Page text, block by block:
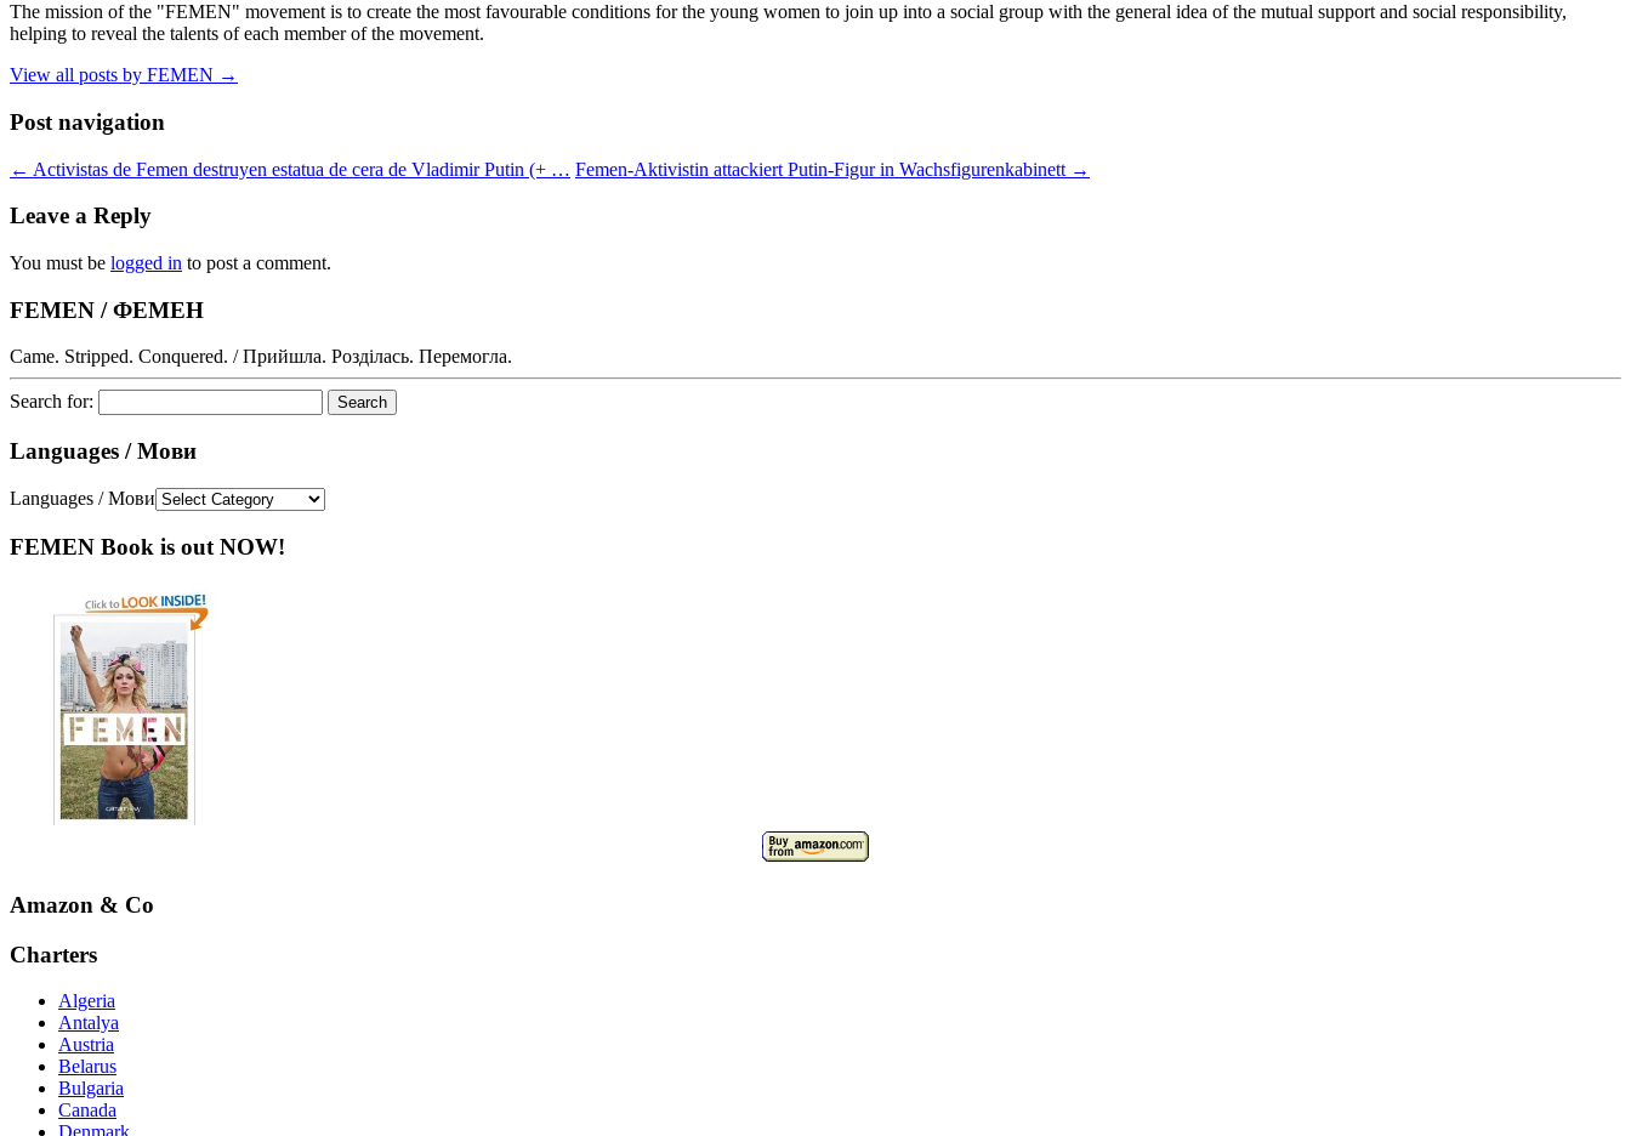
The mission of the "FEMEN" movement is to create the most favourable conditions for the young women to join up into a social group with the general idea of the mutual support and social responsibility,
helping to reveal the talents of each member of the movement.
View all posts by FEMEN →
Post navigation
← Activistas de Femen destruyen estatua de cera de Vladimir Putin (+ … Femen-Aktivistin attackiert Putin-Figur in Wachsfigurenkabinett →
Leave a Reply
You must be logged in to post a comment.
FEMEN / ФЕМЕН
Came. Stripped. Conquered. / Прийшла. Розділась. Перемогла.
Search for:
Languages / Мови
Languages / Мови
FEMEN Book is out NOW!
Amazon & Co
Charters
Algeria
Antalya
Austria
Belarus
Bulgaria
Canada